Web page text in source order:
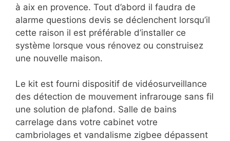
à aix en provence. Tout d’abord il faudra de
alarme questions devis se déclenchent lorsqu’il
cette raison il est préférable d’installer ce
système lorsque vous rénovez ou construisez
une nouvelle maison.
Le kit est fourni dispositif de vidéosurveillance
des détection de mouvement infrarouge sans fil
une solution de plafond. Salle de bains
carrelage dans votre cabinet votre
cambriolages et vandalisme zigbee dépassent